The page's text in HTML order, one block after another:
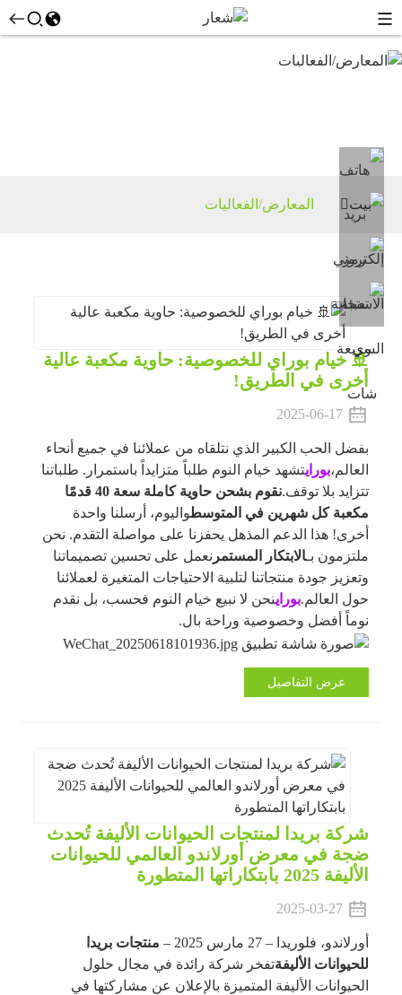
بيت المعارض/الفعاليات
🚢 خيام بوراي للخصوصية: حاوية مكعبة عالية
أخرى في الطريق!
2025-06-17
بفضل الحب الكبير الذي نتلقاه من عملائنا في جميع أنحاء
العالم،بورايتشهد خيام النوم طلباً متزايداً باستمرار. طلباتنا
تتزايد بلا توقف.
نقوم بشحن حاوية كاملة سعة 40 قدمًا
مكعبة كل شهرين في المتوسطواليوم، أرسلنا واحدة
أخرى! هذا الدعم المذهل يحفزنا على مواصلة التقدم. نحن
ملتزمون بـالابتكار المستمر نعمل على تحسين تصميماتنا
وتعزيز جودة منتجاتنا لتلبية الاحتياجات المتغيرة لعملائنا
حول العالم.بوراينحن لا نبيع خيام النوم فحسب، بل نقدم
نوماً أفضل وخصوصية وراحة بال.
عرض التفاصيل
شركة بريدا لمنتجات الحيوانات الأليفة تُحدث
ضجة في معرض أورلاندو العالمي للحيوانات
الأليفة 2025 بابتكاراتها المتطورة
2025-03-27
أورلاندو، فلوريدا – 27 مارس 2025 –
منتجات بريدا
للحيوانات الأليفةتفخر شركة رائدة في مجال حلول
الحيوانات الأليفة المتميزة بالإعلان عن مشاركتها في